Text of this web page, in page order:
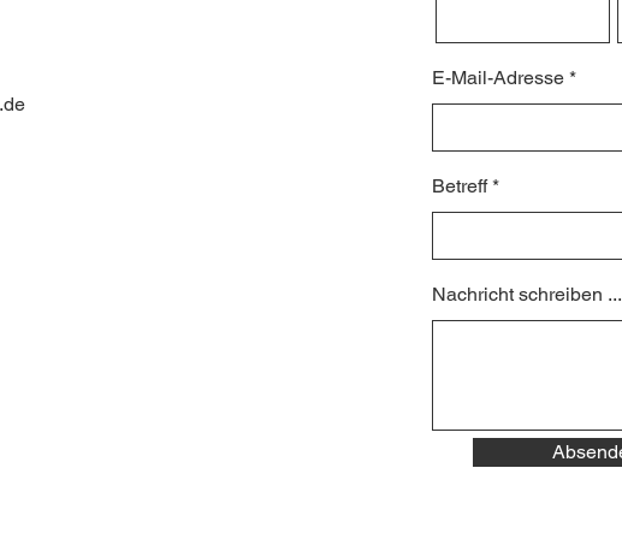
E-Mail-Adresse
Betreff
Nachricht schreiben ...